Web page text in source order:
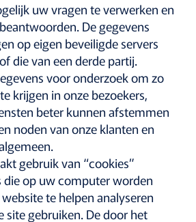
uw vragen te verwerken en
De gegevens
op eigen beveiligde servers
die van een derde partij.
voor onderzoek om zo
krijgen in onze bezoekers,
beter kunnen afstemmen
noden van onze klanten en
gebruik van “cookies”
op uw computer worden
te helpen analyseren
site gebruiken. De door het